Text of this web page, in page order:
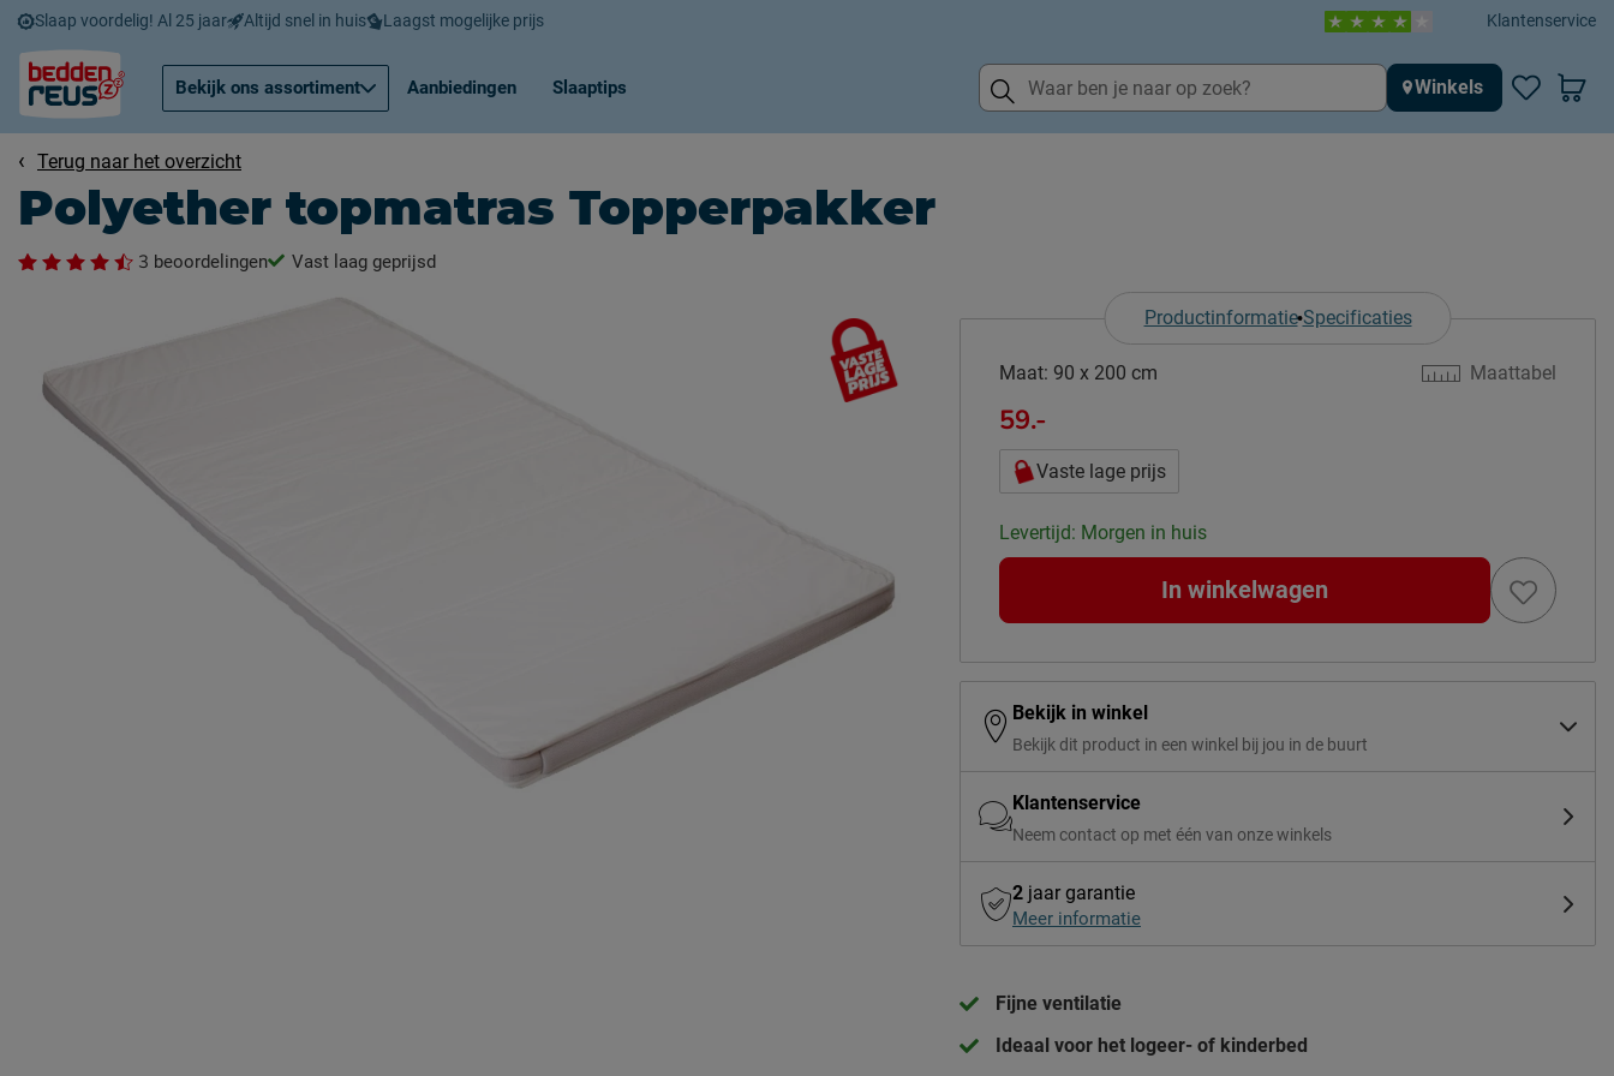
Slaap voordelig! Al 25 jaar Altijd snel in huis Laagst mogelijke prijs Klantenservice
Bekijk ons assortiment Aanbiedingen Slaaptips Winkels
Terug naar het overzicht
Polyether topmatras Topperpakker
3 beoordelingen Vast laag geprijsd
Productinformatie Specificaties
Maattabel
Maat: 90 x 200 cm
59.-
Vaste lage prijs
Levertijd: Morgen in huis
In winkelwagen
Bekijk in winkel
Bekijk dit product in een winkel bij jou in de buurt
Klantenservice
Neem contact op met één van onze winkels
2 jaar garantie
Meer informatie
Fijne ventilatie
Ideaal voor het logeer- of kinderbed